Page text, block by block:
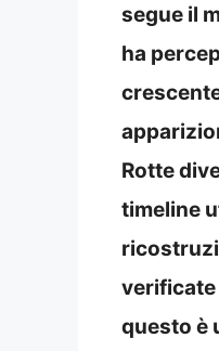
segue il
ha
Rotte
timeline
verificate
questo è